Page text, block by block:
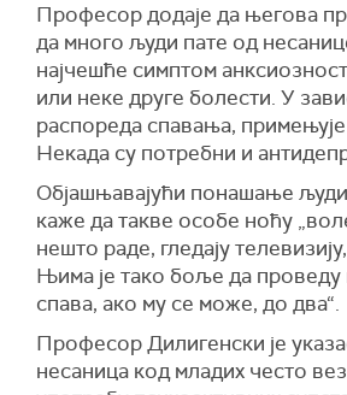
Професор додаје да његова
да много људи пате од
најчешће симптом
или неке друге болести. У
распореда спавања, примењује
Некада су потребни и
Објашњавајући понашање људи
каже да такве особе ноћу
нешто раде, гледају
Њима је тако боље да проведу
спава, ако му се може, до два“.
Професор Дилигенски је
несаница код младих често